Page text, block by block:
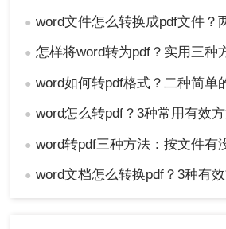
● word文件怎么转换成pdf文件？
● 怎样将word转为pdf？实用三种
● word如何转pdf格式？二种简单的方法分
● word怎么转pdf？3种常用有效方
● word转pdf三种方法：按文件有没有
● word文档怎么转换pdf？3种有效